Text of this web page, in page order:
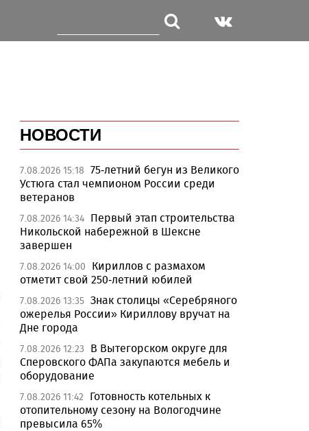
НОВОСТИ
7.08.2026 15:18 75-летний бегун из Великого
Устюга стал чемпионом России среди
ветеранов
7.08.2026 14:34 Первый этап строительства
Никольской набережной в Шексне
завершен
7.08.2026 14:00
Кириллов с размахом
отметит свой 250-летний юбилей
7.08.2026 13:35 Знак столицы «Серебряного
ожерелья России» Кириллову вручат на
Дне города
7.08.2026 12:23
В Вытегорском округе для
Сперовского ФАПа закупаются мебель и
оборудование
7.08.2026 11:42
Готовность котельных к
отопительному сезону на Вологодчине
превысила 65%